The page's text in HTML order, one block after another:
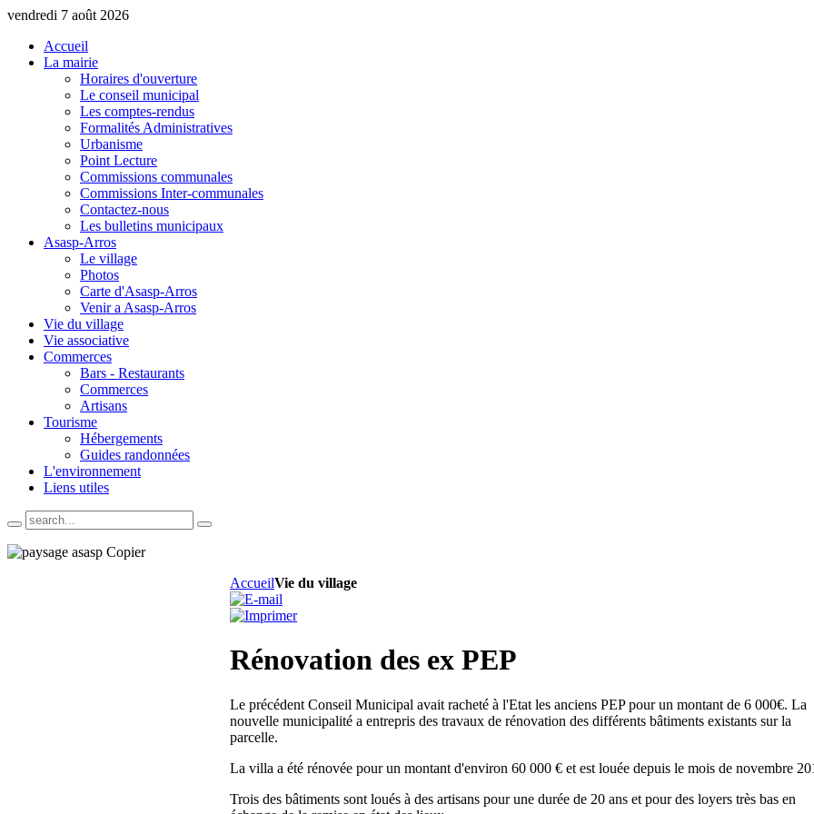
vendredi 7 août 2026
Accueil
La mairie
Horaires d'ouverture
Le conseil municipal
Les comptes-rendus
Formalités Administratives
Urbanisme
Point Lecture
Commissions communales
Commissions Inter-communales
Contactez-nous
Les bulletins municipaux
Asasp-Arros
Le village
Photos
Carte d'Asasp-Arros
Venir a Asasp-Arros
Vie du village
Vie associative
Commerces
Bars - Restaurants
Commerces
Artisans
Tourisme
Hébergements
Guides randonnées
L'environnement
Liens utiles
AccueilVie du village
Rénovation des ex PEP
Le précédent Conseil Municipal avait racheté à l'Etat les anciens PEP pour un montant de 6 000€. La
nouvelle municipalité a entrepris des travaux de rénovation des différents bâtiments existants sur la
parcelle.
La villa a été rénovée pour un montant d'environ 60 000 € et est louée depuis le mois de novembre
Trois des bâtiments sont loués à des artisans pour une durée de 20 ans et pour des loyers très bas en